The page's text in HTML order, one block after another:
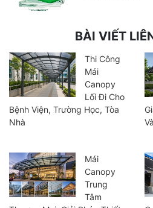
BÀI VIẾT
Thi Công
Mái
Canopy
Lối Đi Cho
Bệnh Viện, Trường Học, Tòa
Nhà
Mái
Canopy
Trung
Tâm